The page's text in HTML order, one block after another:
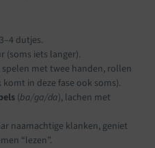
dutjes.
(soms iets langer).
met twee handen, rollen
in deze fase ook soms).
(ba/ga/da), lachen met
naamachtige klanken, geniet
“lezen”.